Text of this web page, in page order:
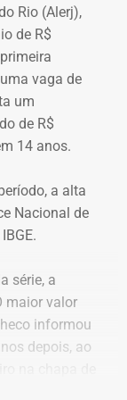
a uma
Em caso de
é acionada e
por telefone.
do Rio a receber
depósitos em
quando voltou
(Alerj) e
declarado
os bens
que
em
de Nova
em bens,
além de
Rio (Alerj),
de R$
vaga de
um
de R$
14 anos.
a alta
Nacional de
série, a
maior valor
informou
depois, ao
para R$ 1,68